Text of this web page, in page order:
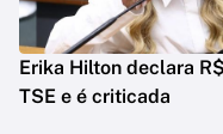
Erika Hilton declara
TSE e é criticada